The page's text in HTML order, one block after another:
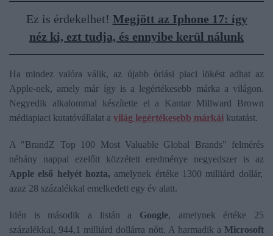
Ez is érdekelhet! Megjött az Iphone 17: így
néz ki, ezt tudja, és ennyibe kerül nálunk
Ha mindez valóra válik, az újabb óriási piaci lökést adhat az
Apple-nek, amely már így is a legértékesebb márka a világon.
Negyedik alkalommal készítette el a Kantar Millward Brown
médiapiaci kutatóvállalat a világ legértékesebb márkái kutatást.
A "BrandZ Top 100 Most Valuable Global Brands" felmérés
néhány nappal ezelőtt közzétett eredménye negyedszer is az
Apple első helyét hozta, amelynek értéke 1300 milliárd dollár,
azaz 28 százalékkal emelkedett egy év alatt.
Idén is második a listán a Google, amelynek értéke 25
százalékkal, 944,1 milliárd dollárra nőtt. A harmadik a Microsoft